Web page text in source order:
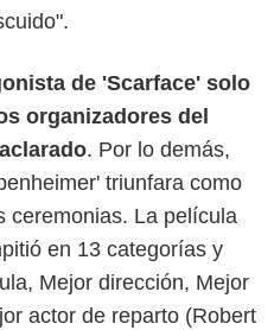
de 'Scarface' solo
organizadores del
. Por lo demás,
triunfara como
ceremonias. La película
en 13 categorías y
Mejor dirección, Mejor
actor de reparto (Robert